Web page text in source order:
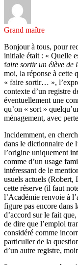
Grand maître
Bonjour à tous, pour
initiale était : « Quelle
faire sortir un élève de
moi, la réponse à cette
« faire sortir… »,
contexte d’un registre
éventuellement une
qu’on « sort »
ménagement, avec
Incidemment, en
dans le dictionnaire de
l’origine uniquement
comme d’un usage
intéressant de le
usuels actuels
cette réserve (il faut
l’Académie renvoie à
figure pas encore dans
d’accord sur le fait
de dire que l’emploi
considéré comme
particulier de la
d’un autre registre,